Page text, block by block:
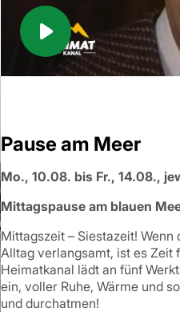
Pause am Meer
Mo., 10.08. bis Fr., 14.08.,
Mittagspause am blauen
Mittagszeit – Siestazeit!
Alltag verlangsamt, ist es Zeit
Heimatkanal lädt an fünf
ein, voller Ruhe, Wärme und
und durchatmen!